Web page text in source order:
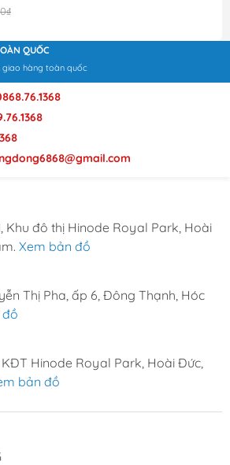
Xuân Phương Garden, đường
phường Phương Canh, Quận
Thành Phố Hà Nội.
Thị Pha, ấp 6, xã Đông
TP HCM
– 0868.761.368
QUỐC
giao hàng toàn quốc
Khu đô thị Hinode Royal Park, Hoài
Xem bản đồ
Thị Pha, ấp 6, Đông Thạnh, Hóc
KĐT Hinode Royal Park, Hoài Đức,
bản đồ